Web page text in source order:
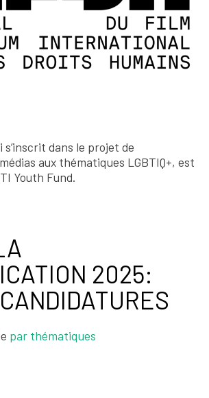
dans le projet de
aux thématiques LGBTIQ+, est
Youth Fund.
2025:
par thématiques